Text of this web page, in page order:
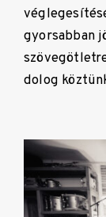
gyorsabban
dolog